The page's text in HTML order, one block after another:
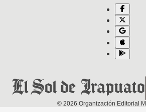
© 2026 Organización Editorial